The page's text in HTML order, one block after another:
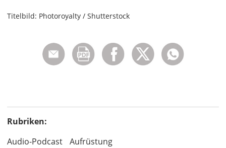
Titelbild: Photoroyalty / Shutterstock
Rubriken:
Audio-Podcast
Aufrüstung